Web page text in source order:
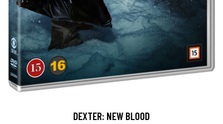
DEXTER: NEW BLOOD